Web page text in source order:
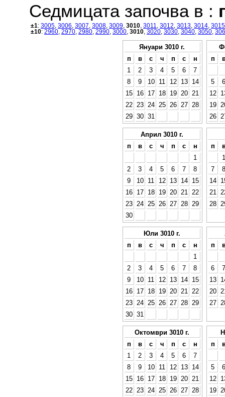
Седмицата започва в :
±1: 3005 3006 3007 3008 3009 3010 3011 3012 3013 3014 3015
±10: 2960 2970 2980 2990 3000 3010 3020 3030 3040 3050
Януари 3010 г.
п
в с ч п с
н
1
2 3 4 5 6
7
8
9 10 11 12 13
14
15
16 17 18 19 20
21
22
23 24 25 26 27
28
29 30 31
п
5
6
12
19
26
Април 3010 г.
п
в с ч п с
н
1
2
3 4 5 6 7
8
9
10 11 12 13 14
15
16
17 18 19 20 21
22
23
24 25 26 27 28
29
30
п
1
7
8
14
21
28
Юли 3010 г.
п
в с ч п с
н
1
2
3 4 5 6 7
8
9
10 11 12 13 14
15
16
17 18 19 20 21
22
23
24 25 26 27 28
29
30 31
п
6
7
13
20
27
Октомври 3010 г.
п
в с ч п с
н
1
2 3 4 5 6
7
8
9 10 11 12 13
14
15
16 17 18 19 20
21
22
23 24 25 26 27
28
п
5
6
12
19